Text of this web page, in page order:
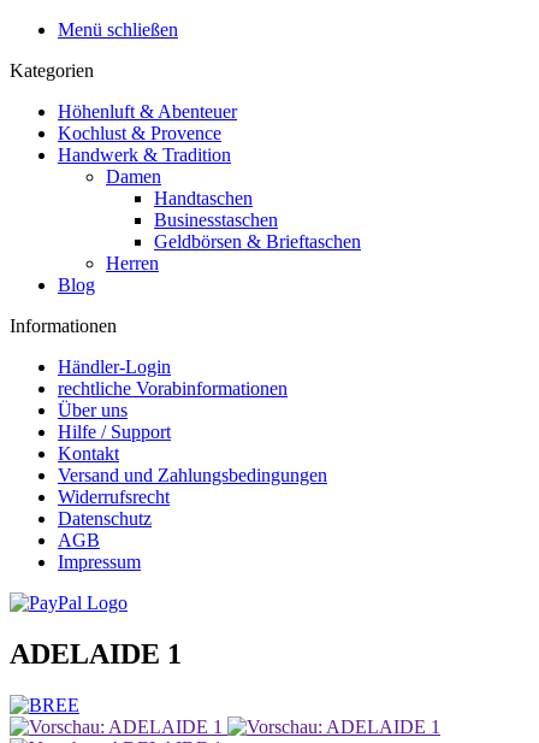
Menü schließen
Kategorien
Höhenluft & Abenteuer
Kochlust & Provence
Handwerk & Tradition
Damen
Handtaschen
Businesstaschen
Geldbörsen & Brieftaschen
Herren
Blog
Informationen
Händler-Login
rechtliche Vorabinformationen
Über uns
Hilfe / Support
Kontakt
Versand und Zahlungsbedingungen
Widerrufsrecht
Datenschutz
AGB
Impressum
ADELAIDE 1